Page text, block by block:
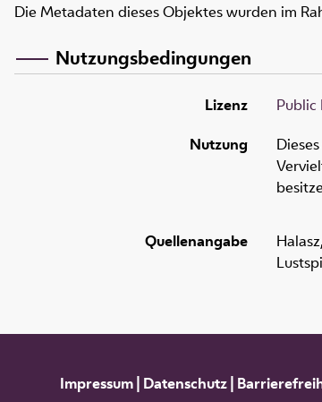
Die Metadaten dieses Objektes wurden im
Nutzungsbedingungen
Lizenz
Public
Nutzung
Quellenangabe
Impressum| Datenschutz|